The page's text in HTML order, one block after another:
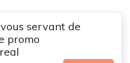
servant de
promo